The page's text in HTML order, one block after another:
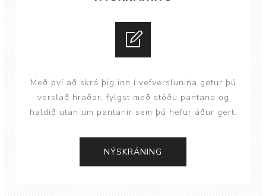
Með því að skrá þig inn í vefverslunina getur þú
verslað hraðar, fylgst með stöðu pantana og
haldið utan um pantanir sem þú hefur áður gert.